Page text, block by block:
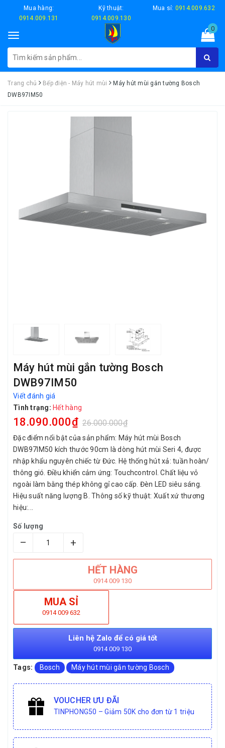
Mua hàng:
0914.009.131
Kỹ thuật:
0914.009.130
Mua sỉ: 0914.009.632
Toggle
navigation
0
Trang chủ Bếp điện - Máy hút mùi
Máy hút mùi gắn tường Bosch
DWB97IM50
Máy hút mùi gắn tường Bosch
DWB97IM50
Viết đánh giá
Tình trạng: Hết hàng
18.090.000₫ 26.000.000₫
Đặc điểm nổi bật của sản phẩm: Máy hút mùi Bosch
DWB97IM50 kích thước 90cm là dòng hút mùi Seri 4, được
nhập khẩu nguyên chiếc từ Đức. Hệ thống hút xả: tuần hoàn/
thông gió. Điều khiển cảm ứng: Touchcontrol. Chất liệu vỏ
ngoài làm bằng thép không gỉ cao cấp. Đèn LED siêu sáng.
Hiệu suất năng lượng B. Thông số kỹ thuật: Xuất xứ thương
hiệu:...
Số lượng
– +
HẾT HÀNG
0914 009 130
MUA SỈ
0914 009 632
Liên hệ Zalo để có giá tốt
0914 009 130
Tags: Bosch Máy hút mùi gắn tường Bosch
VOUCHER ƯU ĐÃI
TINPHONG50 – Giảm 50K cho đơn từ 1 triệu